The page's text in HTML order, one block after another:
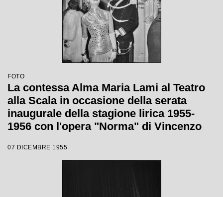
FOTO
La contessa Alma Maria Lami al Teatro
alla Scala in occasione della serata
inaugurale della stagione lirica 1955-
1956 con l'opera "Norma" di Vincenzo
regia di Margherita Wallmann
07 DICEMBRE 1955